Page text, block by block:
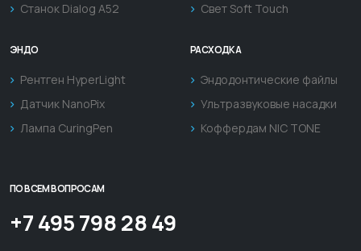
Станок Dialog A52
Свет Soft Touch
ЭНДО
Рентген HyperLight
Датчик NanoPix
Лампа CuringPen
РАСХОДКА
Эндодонтические файлы
Ультразвуковые насадки
Коффердам NIC TONE
ПО ВСЕМ ВОПРОСАМ
+7 495 798 28 49